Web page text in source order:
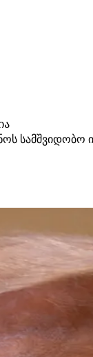
სამშვიდობო